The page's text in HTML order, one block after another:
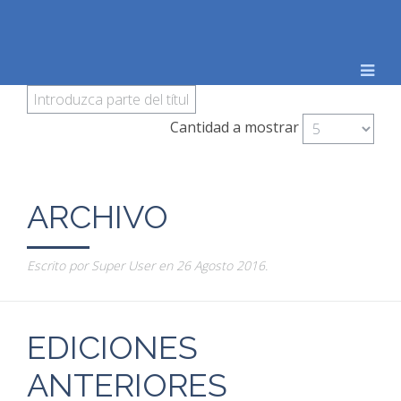
Cantidad a mostrar
ARCHIVO
Escrito por Super User en 26 Agosto 2016.
EDICIONES
ANTERIORES